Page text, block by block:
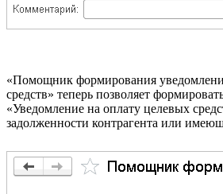
«Помощник формирования
средств» теперь позволяет
«Уведомление на оплату целевых
задолженности контрагента или